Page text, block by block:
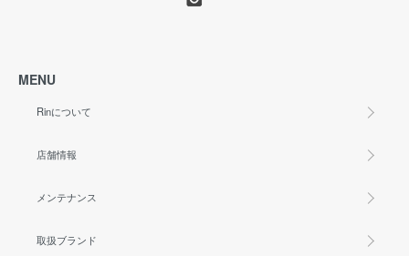
MENU
Rinについて
店舗情報
メンテナンス
取扱ブランド